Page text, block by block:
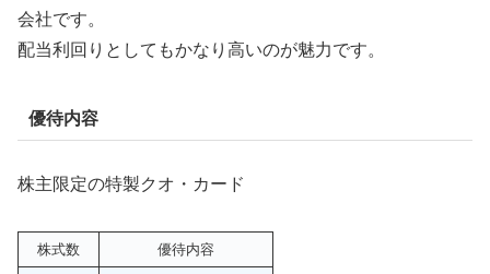
会社です。
配当利回りとしてもかなり高いのが魅力です。
優待内容
株主限定の特製クオ・カード
株式数 優待内容